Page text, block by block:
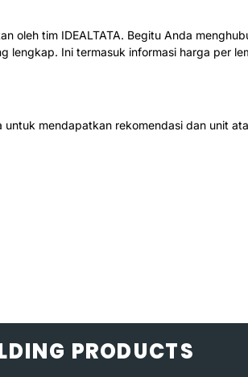
oleh tim IDEALTATA. Begitu Anda
lengkap. Ini termasuk informasi harga per
untuk mendapatkan rekomendasi dan unit
PRODUCTS